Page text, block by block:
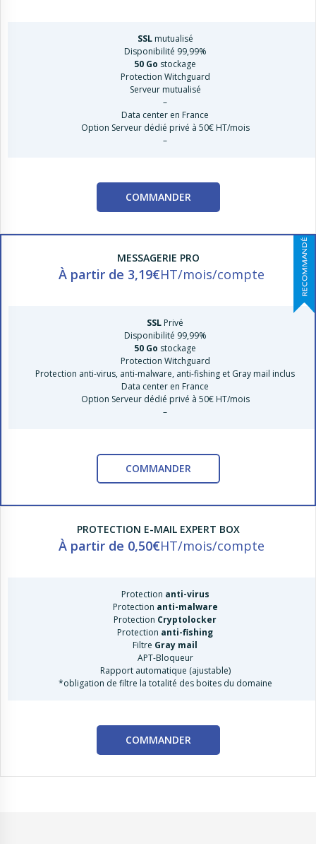
SSLmutualisé
Disponibilité 99,99%
50 Go stockage
Protection Witchguard
Serveur mutualisé
–
Data center en France
Option Serveur dédié privé à 50€ HT/mois
–
COMMANDER
MESSAGERIE PRO
À partir de 3,19€HT/mois/compte
SSL Privé
Disponibilité 99,99%
50 Go stockage
Protection Witchguard
Protection anti-virus, anti-malware, anti-fishing et Gray mail inclus
Data center en France
Option Serveur dédié privé à 50€ HT/mois
–
COMMANDER
PROTECTION E-MAILEXPERT BOX
À partir de 0,50€HT/mois/compte
Protection anti-virus
Protection anti-malware
Protection Cryptolocker
Protection anti-fishing
Filtre Gray mail
APT-Bloqueur
Rapport automatique (ajustable)
*obligation de filtre la totalité des boites du domaine
COMMANDER